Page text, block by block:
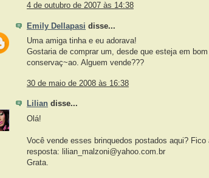
4 de outubro de 2007 às 14:38
Emily Dellapasi disse...
Uma amiga tinha e eu adorava!
Gostaria de comprar um, desde que esteja em
conservaç~ao. Alguem vende???
30 de maio de 2008 às 16:38
Lilian disse...
Olá!
Você vende esses brinquedos postados aqui? Fico
resposta: lilian_malzoni@yahoo.com.br
Grata.